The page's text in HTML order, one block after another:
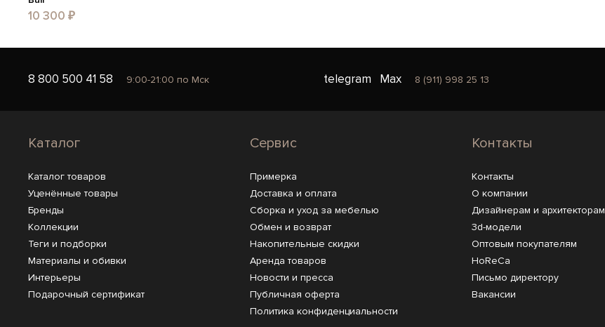
10 300 ₽
8 800 500 41 58 9:00-21:00 по Мск telegram Max 8 (911) 998 25 13
Каталог
Каталог товаров
Уценённые товары
Бренды
Коллекции
Теги и подборки
Материалы и обивки
Интерьеры
Подарочный сертификат
Сервис
Примерка
Доставка и оплата
Сборка и уход за мебелью
Обмен и возврат
Накопительные скидки
Аренда товаров
Новости и пресса
Публичная оферта
Политика конфиденциальности
Контакты
Контакты
О компании
Дизайнерам и архитекторам
3d-модели
Оптовым покупателям
HoReCa
Письмо директору
Вакансии